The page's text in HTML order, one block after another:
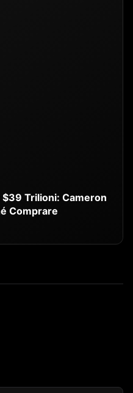
$39 Trilioni: Cameron
Comprare